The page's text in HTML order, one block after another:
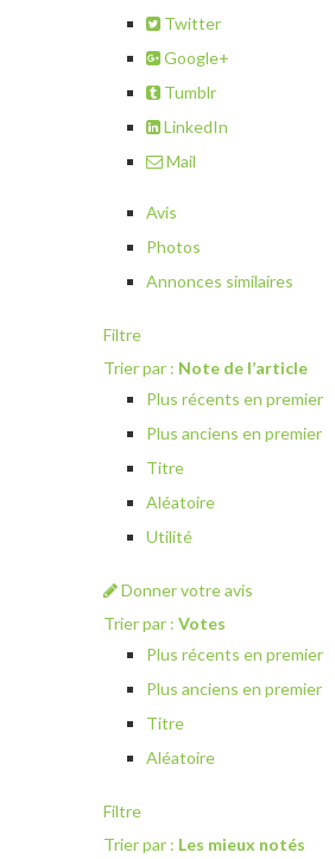
Twitter
Google+
Tumblr
LinkedIn
Mail
Avis
Photos
Annonces similaires
Filtre
Trier par : Note de l’article
Plus récents en premier
Plus anciens en premier
Titre
Aléatoire
Utilité
Donner votre avis
Trier par : Votes
Plus récents en premier
Plus anciens en premier
Titre
Aléatoire
Filtre
Trier par : Les mieux notés